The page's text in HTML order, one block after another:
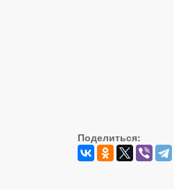
Поделиться: